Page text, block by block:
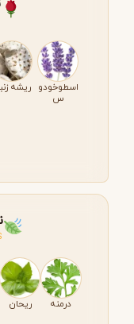
اسطوخودو
س
ریشه
درمنه ریحان